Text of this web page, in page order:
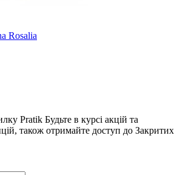
Rosalia
Pratik Будьте в курсі акцій та
також отримайте доступ до Закритих